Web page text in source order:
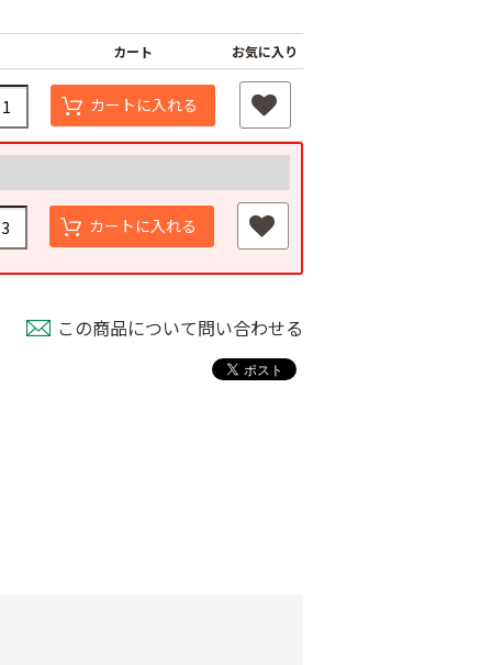
￥1,580
カート お気に入り
カートに入れる
カートに入れる
この商品について問い合わせる